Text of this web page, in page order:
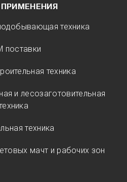
техника
поставки
техника
и лесозаготовительная
техника
мачт и рабочих зон